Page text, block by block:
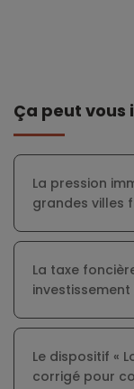
Ça peut
La pression
grandes villes
La taxe
Le dispositif «
corrigé pour